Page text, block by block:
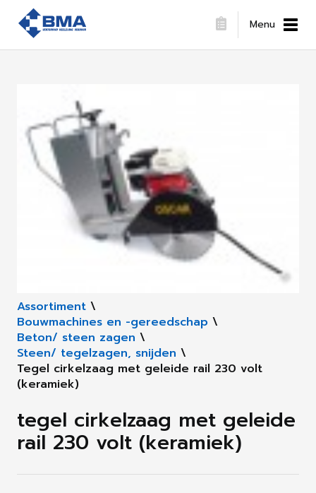
Menu
Assortiment \
Bouwmachines en -gereedschap \
Beton/ steen zagen \
Steen/ tegelzagen, snijden \
Tegel cirkelzaag met geleide rail 230 volt
(keramiek)
tegel cirkelzaag met geleide
rail 230 volt (keramiek)